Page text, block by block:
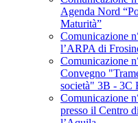
Agenda Nord
Maturità”
Comunicazione
l’ARPA di
Comunicazione
Convegno
società" 3B - 3C
Comunicazione
presso il Centro